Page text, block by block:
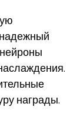
награды.